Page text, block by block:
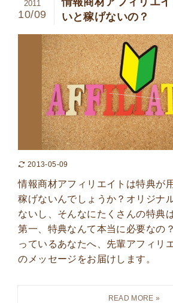
いと稼げないの？
2011
10/09
2013-05-09
情報商材アフィリエイトは特典が
稼げないんでしょうか？オリジナ
ないし、そんなにたくさんの特典
第一、特典なんて本当に必要なの
っているあなたへ、先輩アフィリ
のメッセージをお届けします。